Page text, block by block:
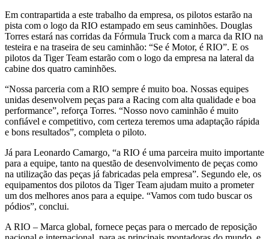
Em contrapartida a este trabalho da empresa, os pilotos estarão na
pista com o logo da RIO estampado em seus caminhões. Douglas
Torres estará nas corridas da Fórmula Truck com a marca da RIO na
testeira e na traseira de seu caminhão: “Se é Motor, é RIO”. E os
pilotos da Tiger Team estarão com o logo da empresa na lateral da
cabine dos quatro caminhões.
“Nossa parceria com a RIO sempre é muito boa. Nossas equipes
unidas desenvolvem peças para a Racing com alta qualidade e boa
performance”, reforça Torres. “Nosso novo caminhão é muito
confiável e competitivo, com certeza teremos uma adaptação rápida
e bons resultados”, completa o piloto.
Já para Leonardo Camargo, “a RIO é uma parceira muito importante
para a equipe, tanto na questão de desenvolvimento de peças como
na utilização das peças já fabricadas pela empresa”. Segundo ele, os
equipamentos dos pilotos da Tiger Team ajudam muito a prometer
um dos melhores anos para a equipe. “Vamos com tudo buscar os
pódios”, conclui.
A RIO – Marca global, fornece peças para o mercado de reposição